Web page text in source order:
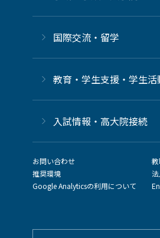
国際交流・留学
教育・学生支援・学生活
⼊試情報・高大院接続
お問い合わせ
推奨環境
Google Analyticsの利用について